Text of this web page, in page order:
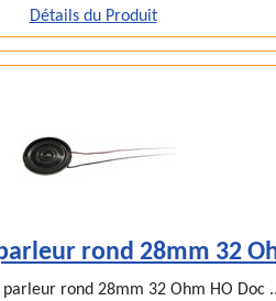
Détails du Produit
rond 28mm 32
rond 28mm 32 Ohm HO Doc